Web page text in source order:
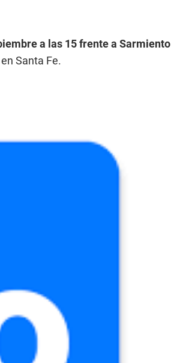
a las 15 frente a Sarmiento
en Santa Fe.